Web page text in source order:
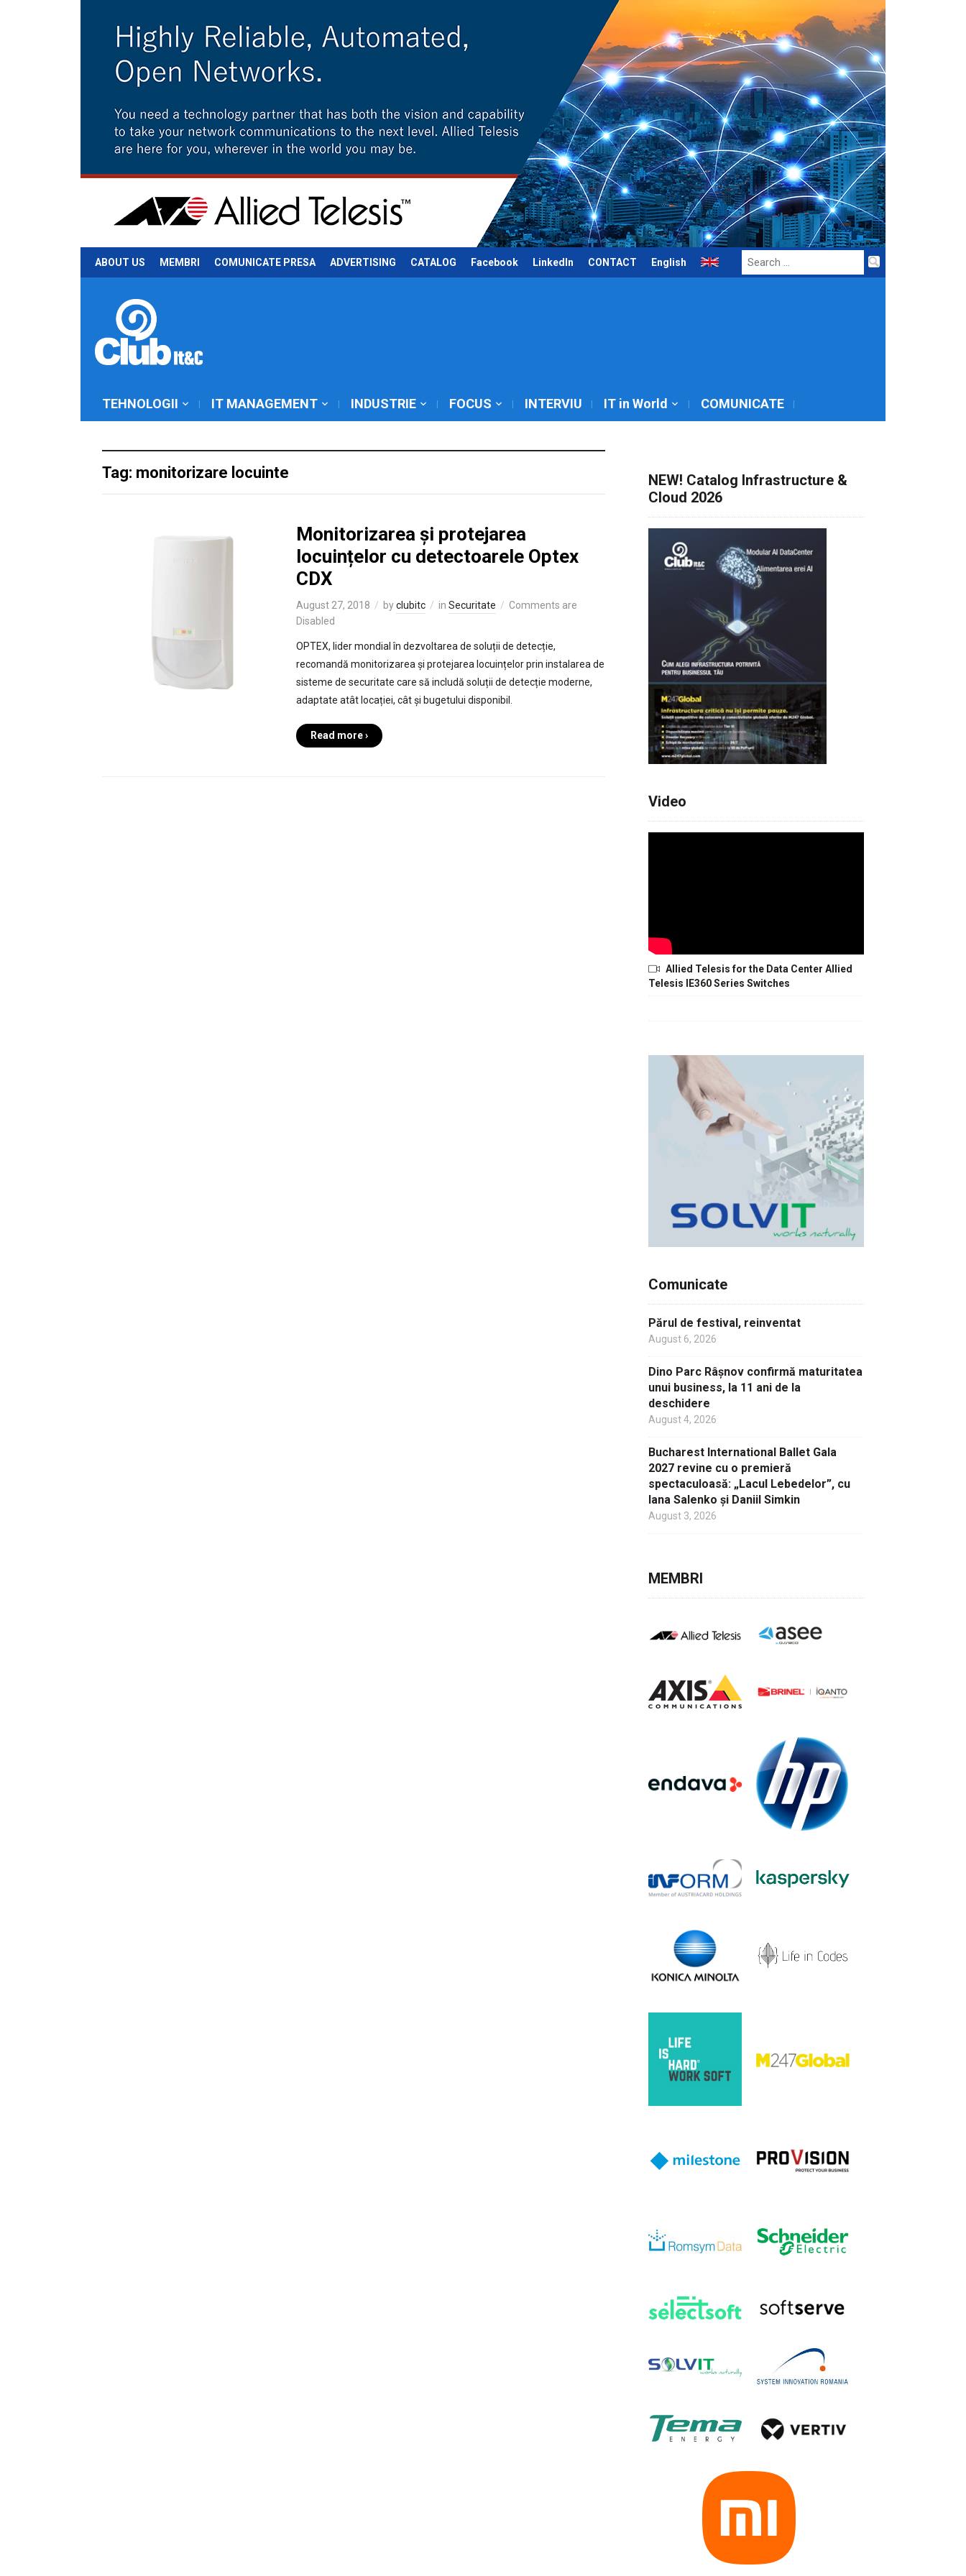
ABOUT US MEMBRI COMUNICATE PRESA ADVERTISING CATALOG Facebook LinkedIn CONTACT English
Search
for:
TEHNOLOGII IT MANAGEMENT INDUSTRIE FOCUS INTERVIU IT in World COMUNICATE
Tag: monitorizare locuinte
Monitorizarea și protejarea
locuințelor cu detectoarele Optex
CDX
August 27, 2018 byclubitc in Securitate
Comments are
Disabled
OPTEX, lider mondial în dezvoltarea de soluții de detecție,
recomandă monitorizarea și protejarea locuințelor prin instalarea de
sisteme de securitate care să includă soluții de detecție moderne,
adaptate atât locației, cât și bugetului disponibil.
Read more ›
NEW! Catalog Infrastructure &
Cloud 2026
Video
Allied Telesis for the Data Center Allied
Telesis IE360 Series Switches
Comunicate
Părul de festival, reinventat
August 6, 2026
Dino Parc Râșnov confirmă maturitatea
unui business, la 11 ani de la
deschidere
August 4, 2026
Bucharest International Ballet Gala
2027 revine cu o premieră
spectaculoasă: „Lacul Lebedelor”, cu
Iana Salenko și Daniil Simkin
August 3, 2026
MEMBRI